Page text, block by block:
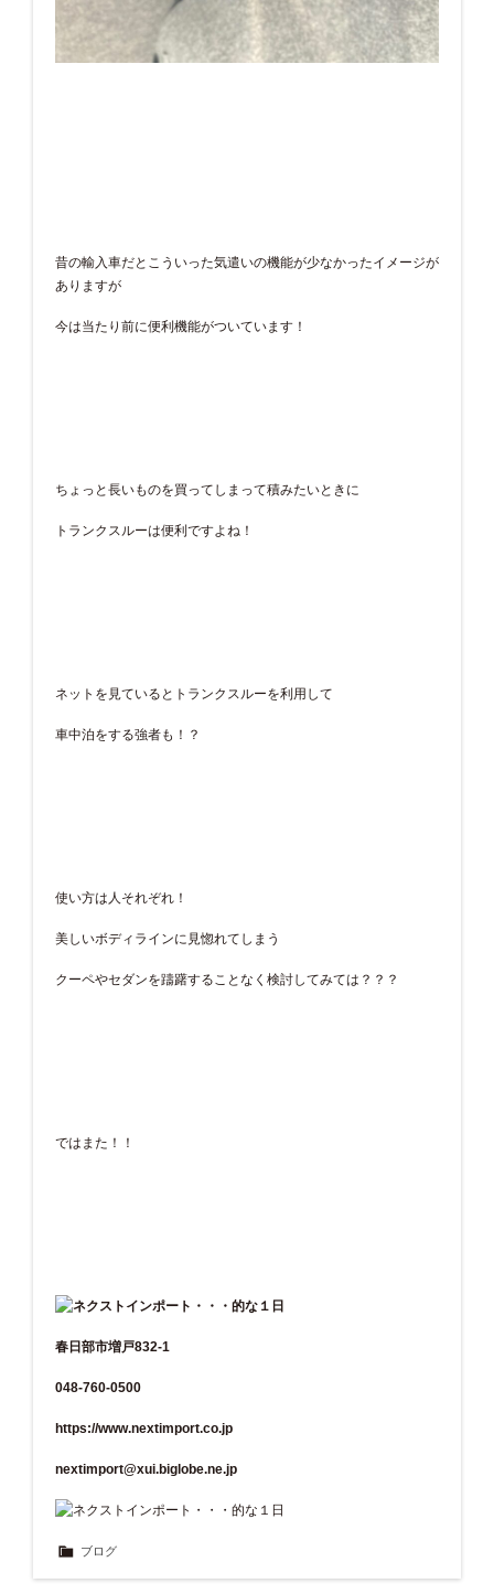
昔の輸入車だとこういった気遣いの機能が少なかったイメージが
ありますが
今は当たり前に便利機能がついています！
ちょっと長いものを買ってしまって積みたいときに
トランクスルーは便利ですよね！
ネットを見ているとトランクスルーを利用して
車中泊をする強者も！？
使い方は人それぞれ！
美しいボディラインに見惚れてしまう
クーペやセダンを躊躇することなく検討してみては？？？
ではまた！！
春日部市増戸832-1
048-760-0500
https://www.nextimport.co.jp
nextimport@xui.biglobe.ne.jp
ブログ